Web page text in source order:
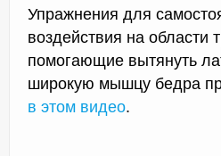
Упражнения для
воздействия на области
помогающие вытянуть
широкую мышцу бедра
в этом видео.